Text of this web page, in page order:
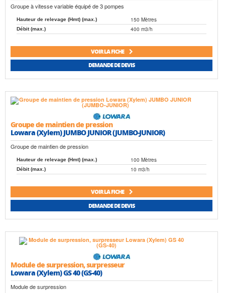
Groupe à vitesse variable équipé de 3 pompes
Hauteur de relevage (Hmt) (max.) 150 Mètres
Débit (max.) 400 m3/h
VOIR LA FICHE
DEMANDE DE DEVIS
Groupe de maintien de pression
Lowara (Xylem) JUMBO JUNIOR (JUMBO-JUNIOR)
Groupe de maintien de pression
Hauteur de relevage (Hmt) (max.) 100 Mètres
Débit (max.) 10 m3/h
VOIR LA FICHE
DEMANDE DE DEVIS
Module de surpression, surpresseur
Lowara (Xylem) GS 40 (GS-40)
Module de surpression